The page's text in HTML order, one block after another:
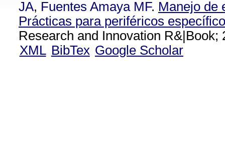
JA, Fuentes Amaya MF. Manejo de
Prácticas para periféricos
Research and Innovation R&|Book;
XML BibTex Google Scholar